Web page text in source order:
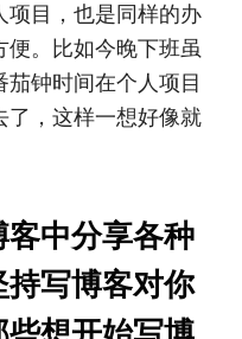
项目，也是同样的办
。比如今晚下班虽
钟时间在个人项目
了，这样一想好像就
中分享各种
写博客对你